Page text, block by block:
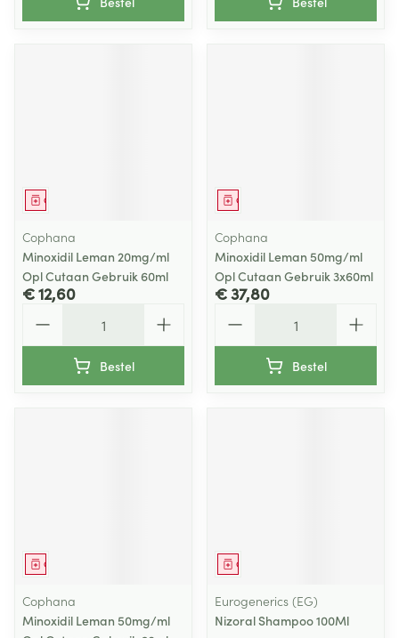
Geneesmiddel
Cophana
Minoxidil Leman 20mg/ml
Opl Cutaan Gebruik 60ml
€ 12,60
Bestel
Geneesmiddel
Cophana
Minoxidil Leman 50mg/ml
Opl Cutaan Gebruik 3x60ml
€ 37,80
Bestel
Geneesmiddel
Cophana
Minoxidil Leman 50mg/ml
Geneesmiddel
Eurogenerics (EG)
Nizoral Shampoo 100Ml